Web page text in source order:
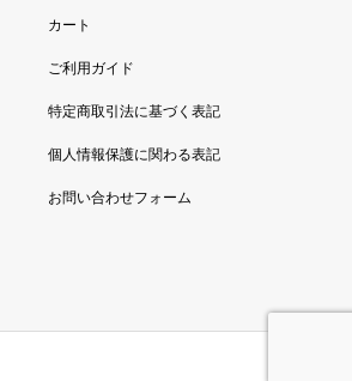
カート
ご利用ガイド
特定商取引法に基づく表記
個人情報保護に関わる表記
お問い合わせフォーム